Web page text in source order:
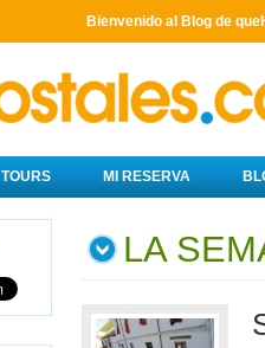
Bienvenido al Blog de
TOURS MI RESERVA
LA